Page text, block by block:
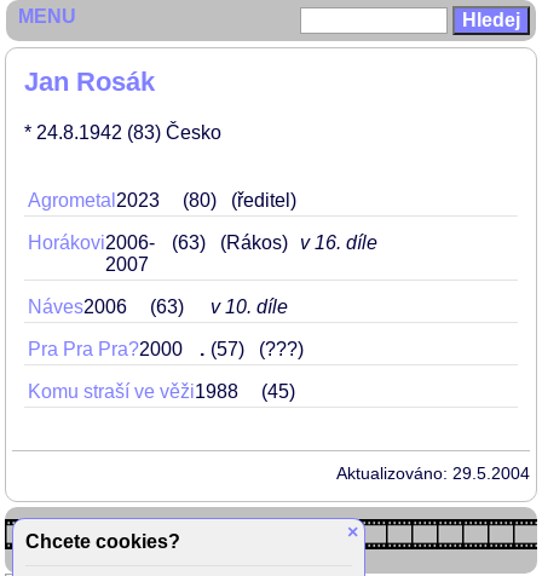
Jan Rosák
* 24.8.1942 (83) Česko
Agrometal 2023 80 (ředitel)
Horákovi2006-
2007
63 (Rákos) v 16. díle
Náves2006 63 v 10. díle
Pra Pra Pra?2000 . 57 (???)
Komu straší ve věži1988 45
Aktualizováno: 29.5.2004
MENU
×
Chcete cookies?